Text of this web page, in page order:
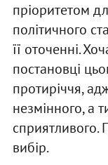
пріоритетом
політичного
її оточенні.
постановці
протиріччя,
незмінного, а
сприятливого.
вибір.